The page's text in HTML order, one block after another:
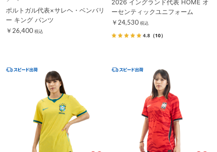
ポルトガル代表×サレヘ・ベンバリ
ー キング パンツ
￥26,400 税込
2026 イングランド代表 HOME オ
ーセンティックユニフォーム
￥24,530 税込
4.8 （10）